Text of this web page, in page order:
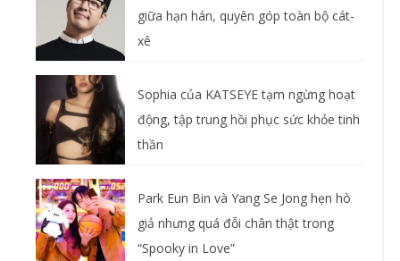
giữa hạn hán, quyên góp toàn bộ cát-
xê
Sophia của KATSEYE tạm ngừng hoạt
động, tập trung hồi phục sức khỏe tinh
thần
Park Eun Bin và Yang Se Jong hẹn hò
giả nhưng quá đỗi chân thật trong
“Spooky in Love”